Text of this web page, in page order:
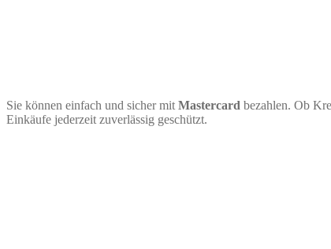
Sie können einfach und sicher mit Mastercard bezahlen. Ob
Einkäufe jederzeit zuverlässig geschützt.